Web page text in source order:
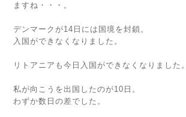
ますね・・・。
デンマークが14日には国境を封鎖。
入国ができなくなりました。
リトアニアも今日入国ができなくなりました。
私が向こうを出国したのが10日。
わずか数日の差でした。